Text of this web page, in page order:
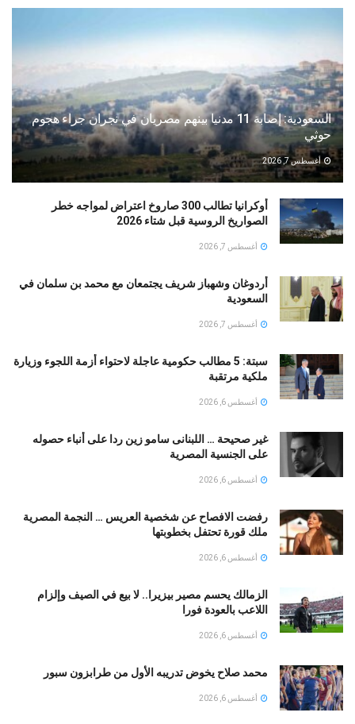
السعودية: إصابة 11 مدنيا بينهم مصريان في نجران جراء هجوم
حوثي
أغسطس 7, 2026
أوكرانيا تطالب 300 صاروخ اعتراض لمواجه خطر
الصواريخ الروسية قبل شتاء 2026
أغسطس 7, 2026
أردوغان وشهباز شريف يجتمعان مع محمد بن سلمان في
السعودية
أغسطس 7, 2026
سبتة: 5 مطالب حكومية عاجلة لاحتواء أزمة اللجوء وزيارة
ملكية مرتقبة
أغسطس 6, 2026
غير صحيحة … اللبنانى سامو زين ردا على أنباء حصوله
على الجنسية المصرية
أغسطس 6, 2026
رفضت الافصاح عن شخصية العريس … النجمة المصرية
ملك قورة تحتفل بخطوبتها
أغسطس 6, 2026
الزمالك يحسم مصير بيزيرا.. لا بيع في الصيف وإلزام
اللاعب بالعودة فورا
أغسطس 6, 2026
محمد صلاح يخوض تدريبه الأول من طرابزون سبور
أغسطس 6, 2026